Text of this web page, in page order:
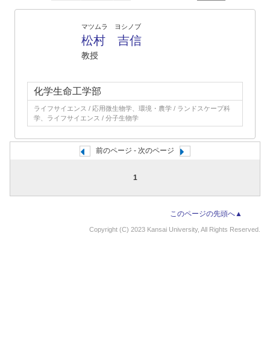
マツムラ ヨシノブ
松村 吉信
教授
化学生命工学部
ライフサイエンス / 応用微生物学、環境・農学 / ランドスケープ科
学、ライフサイエンス / 分子生物学
前のページ - 次のページ
1
このページの先頭へ▲
Copyright (C) 2023 Kansai University, All Rights Reserved.